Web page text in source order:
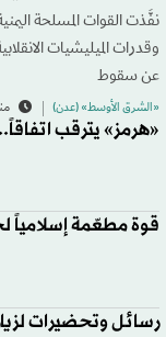
نفَّذت القوات المسلحة
وقدرات الميليشيات
عن سقوط
«الشرق الأوسط» (عدن)
«هرمز» يترقب
قوة مطعّمة إسلامياً
رسائل وتحضيرات